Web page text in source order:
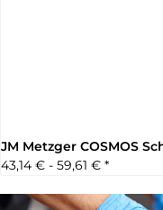
JM Metzger COSMOS
43,14 € - 59,61 € *